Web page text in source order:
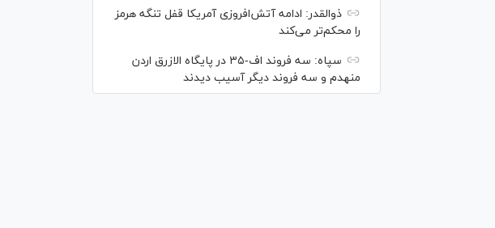
ذوالقدر: ادامه آتش‌افروزی آمریکا قفل تنگه هرمز
را محکم‌تر می‌کند
سپاه: سه فروند اف-۳۵ در پایگاه الازرق اردن
منهدم و سه فروند دیگر آسیب دیدند